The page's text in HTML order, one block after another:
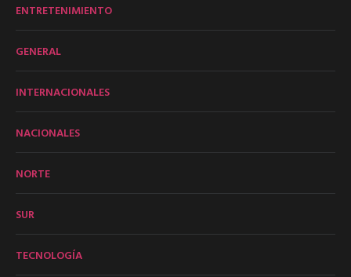
ENTRETENIMIENTO
GENERAL
INTERNACIONALES
NACIONALES
NORTE
SUR
TECNOLOGÍA